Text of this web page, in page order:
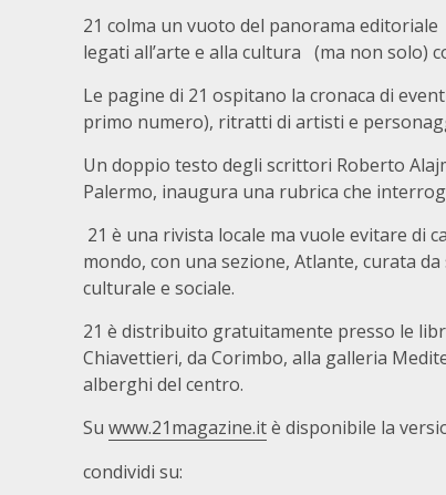
21 colma un vuoto del panorama
legati all’arte e alla cultura (ma non solo)
Le pagine di 21 ospitano la cronaca di
primo numero), ritratti di artisti e
Un doppio testo degli scrittori Roberto
Palermo, inaugura una rubrica che
21 è una rivista locale ma vuole evitare di
mondo, con una sezione, Atlante, curata
culturale e sociale.
21 è distribuito gratuitamente presso le
Chiavettieri, da Corimbo, alla galleria
alberghi del centro.
Su www.21magazine.itè disponibile la
condividi su: